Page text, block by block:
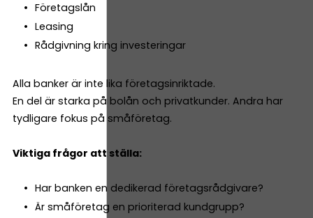
Företagslån
Leasing
Rådgivning kring investeringar
Alla banker är inte lika företagsinriktade.
En del är starka på bolån och privatkunder. Andra har
tydligare fokus på småföretag.
Viktiga frågor att ställa:
Har banken en dedikerad företagsrådgivare?
Är småföretag en prioriterad kundgrupp?